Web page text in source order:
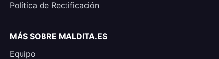
Política de Rectificación
MÁS SOBRE MALDITA.ES
Equipo